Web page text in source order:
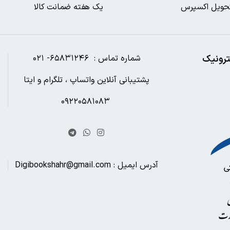
اکسپرس یک هفته ضمانت کالا
شماره تماس : ۶۵۸۳۱۲۴۶- ۰۲۱
پشتیبانی آنلاین واتساپ ، تلگرام و ایتا
آدرس ایمیل : Digibookshahr@gmail.com